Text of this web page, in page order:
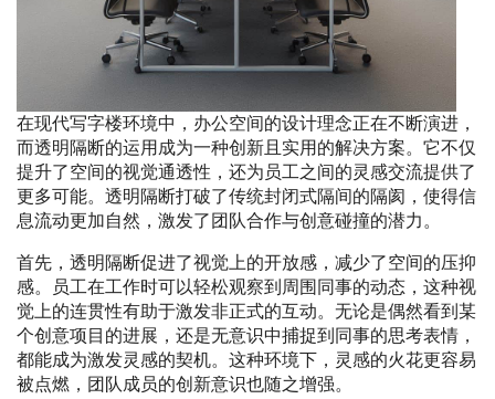
在现代写字楼环境中，办公空间的设计理念正在不断演进，
而透明隔断的运用成为一种创新且实用的解决方案。它不仅
提升了空间的视觉通透性，还为员工之间的灵感交流提供了
更多可能。透明隔断打破了传统封闭式隔间的隔阂，使得信
息流动更加自然，激发了团队合作与创意碰撞的潜力。
首先，透明隔断促进了视觉上的开放感，减少了空间的压抑
感。员工在工作时可以轻松观察到周围同事的动态，这种视
觉上的连贯性有助于激发非正式的互动。无论是偶然看到某
个创意项目的进展，还是无意识中捕捉到同事的思考表情，
都能成为激发灵感的契机。这种环境下，灵感的火花更容易
被点燃，团队成员的创新意识也随之增强。